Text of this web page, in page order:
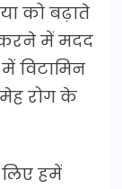
को बढ़ाते
में मदद
विटामिन
रोग के
हमें